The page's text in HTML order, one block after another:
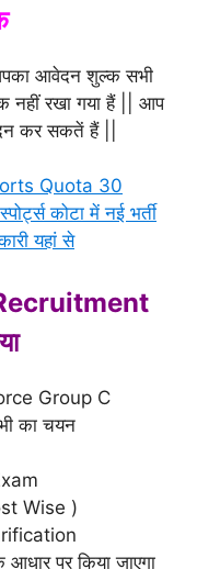
आवेदन शुल्क सभी
नहीं रखा गया हैं || आप
कर सकतें हैं ||
Quota 30
कोटा में नई भर्ती
यहां से
Group C
का चयन
Wise )
पर किया जाएगा